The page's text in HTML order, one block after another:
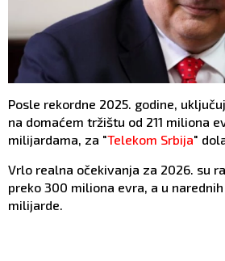
Posle rekordne 2025. godine,
na domaćem tržištu od 211 miliona
milijardama, za "Telekom Srbija"
Vrlo realna očekivanja za 2026. su
preko 300 miliona evra, a u
milijarde.